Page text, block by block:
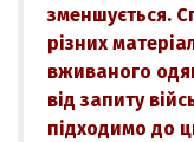
зменшується.
різних
вживаного
від запиту
підходимо до